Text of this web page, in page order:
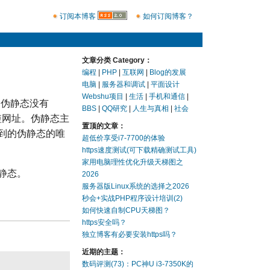
订阅本博客 如何订阅博客？
静态没有
址。伪静态主
的伪静态的唯
态。
文章分类 Category：
编程
PHP 互联网
Blog的发展
电脑
服务器和调试
平面设计
Webshu项目
生活 手机和通信
BBS
QQ研究 人生与真相 社会
置顶的文章：
超低价享受i7-7700的体验
https速度测试(可下载精确测试工具)
家用电脑理性优化升级天梯图之
2026
服务器版Linux系统的选择之2026
秒会+实战PHP程序设计培训(2)
如何快速自制CPU天梯图？
https安全吗？
独立博客有必要安装https吗？
近期的主题：
数码评测(73)：PC神U i3-7350K的